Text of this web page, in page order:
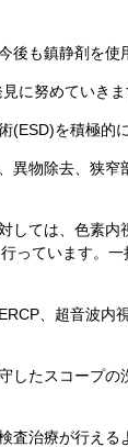
も鎮静剤を使
に努めていきま
を積極的
異物除去、狭
しては、色素
っています。
、超音波
したスコープ
治療が行える